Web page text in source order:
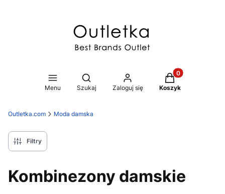
Menu
Otwórz wyszukiwarkę
Szukaj Zaloguj się
Produkty w
Koszyk
Outletka.com Moda damska
Filtry
Kombinezony damskie